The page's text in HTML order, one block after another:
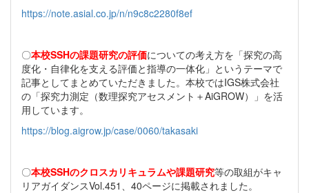
https://note.asial.co.jp/n/n9c8c2280f8ef
〇本校SSHの課題研究の評価についての考え方を「探究の高
度化・自律化を支える評価と指導の一体化」というテーマで
記事としてまとめていただきました。本校ではIGS株式会社
の「探究力測定（数理探究アセスメント＋AiGROW）」を活
用しています。
https://blog.aigrow.jp/case/0060/takasaki
〇本校SSHのクロスカリキュラムや課題研究等の取組がキャ
リアガイダンスVol.451、40ページに掲載されました。